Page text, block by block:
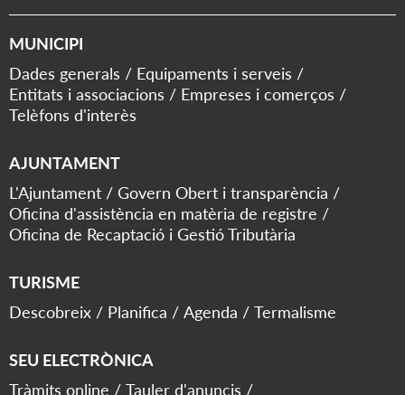
MUNICIPI
Dades generals
Equipaments i serveis
Entitats i associacions
Empreses i comerços
Telèfons d'interès
AJUNTAMENT
L'Ajuntament
Govern Obert i transparència
Oficina d'assistència en matèria de registre
Oficina de Recaptació i Gestió Tributària
TURISME
Descobreix
Planifica Agenda Termalisme
SEU ELECTRÒNICA
Tràmits online
Tauler d'anuncis